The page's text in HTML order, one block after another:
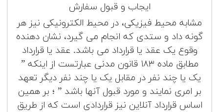
مکث
پلاس
افزودن
محصول
دست
دوم
ایجاب و قبول سفارش
مشابه محیط فیزیکی، در محیط الکترونیکی نیز هر
گونه داد و ستدی که انجام می گیرد، نشان دهنده
وقوع یک عقد یا قرارداد می باشد. عقد یا قرارداد
مطابق ماده ۱۸۳ قانون مدنی عبارتست از اینکه ”
یک یا چند نفر در مقابل یک یا چند نفر دیگر تعهد
بر امری نمایند و مورد قبول آنها باشد ” ؛ بر همین
اساس قرارداد آنلاین نیز قراردادی است که از طریق